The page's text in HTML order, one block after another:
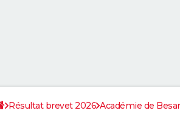
Résultat brevet 2026 Académie de